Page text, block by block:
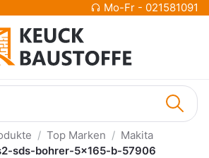
Mo-Fr - 021581091
Top Marken
Makita
sds-bohrer-5x165-b-57906